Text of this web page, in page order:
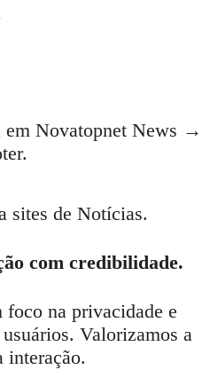
em Novatopnet News →
sites de Notícias.
com credibilidade.
foco na privacidade e
Valorizamos a
interação.